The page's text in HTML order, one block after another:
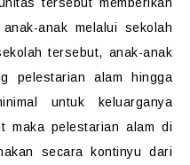
anak melalui sekolah
tersebut, anak-anak
pelestarian alam hingga
untuk keluarganya
maka pelestarian alam di
secara kontinyu dari